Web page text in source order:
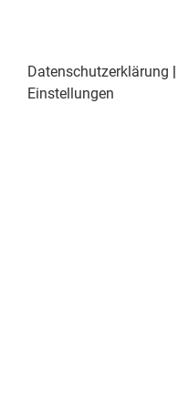
Datenschutzerklärung |
Einstellungen